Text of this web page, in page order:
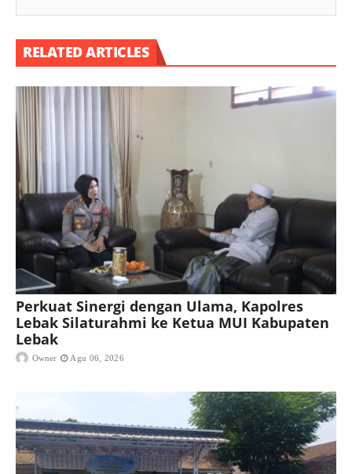
RELATED ARTICLES
Perkuat Sinergi dengan Ulama, Kapolres
Lebak Silaturahmi ke Ketua MUI Kabupaten
Lebak
Owner Agu 06, 2026